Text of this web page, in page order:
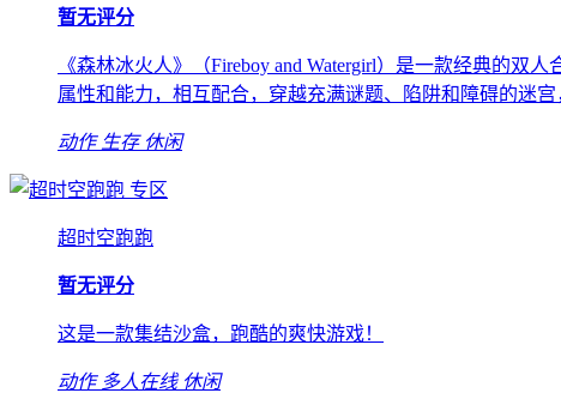
暂无评分
《森林冰火人》（Fireboy and Watergirl）是一款经典的双
属性和能力，相互配合，穿越充满谜题、陷阱和障碍的迷宫
动作 生存 休闲
专区
超时空跑跑
暂无评分
这是一款集结沙盒，跑酷的爽快游戏！
动作 多人在线 休闲